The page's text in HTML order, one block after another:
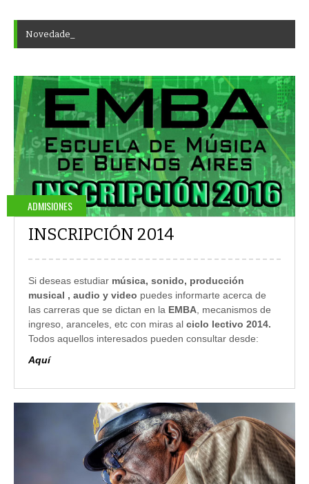
Novedade
ADMISIONES
INSCRIPCIÓN 2014
Si deseas estudiar música, sonido, producción
musical , audio y video puedes informarte acerca de
las carreras que se dictan en la EMBA, mecanismos de
ingreso, aranceles, etc con miras al ciclo lectivo 2014.
Todos aquellos interesados pueden consultar desde:
Aquí